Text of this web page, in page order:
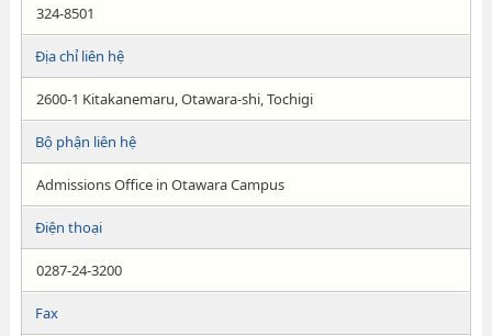
324-8501
Địa chỉ liên hệ
2600-1 Kitakanemaru, Otawara-shi, Tochigi
Bộ phận liên hệ
Admissions Office in Otawara Campus
Điện thoại
0287-24-3200
Fax